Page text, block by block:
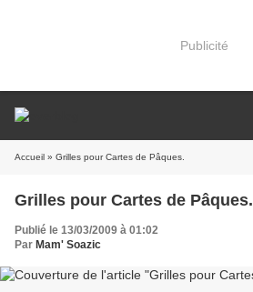
Publicité
Accueil » Grilles pour Cartes de Pâques.
Grilles pour Cartes de Pâques.
Publié le 13/03/2009 à 01:02
Par Mam' Soazic